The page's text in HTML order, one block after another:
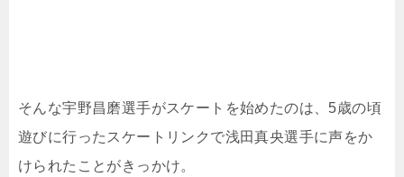
そんな宇野昌磨選手がスケートを始めたのは、5歳の頃
遊びに行ったスケートリンクで浅田真央選手に声をか
けられたことがきっかけ。